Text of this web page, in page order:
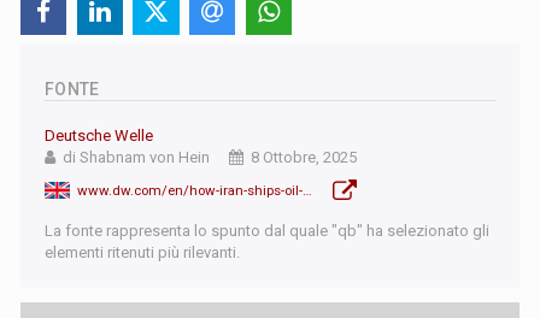
FONTE
Deutsche Welle
di Shabnam von Hein
8 Ottobre, 2025
www.dw.com/en/how-iran-ships-oil-around-the-world-despite-sanctions/a-74280558
La fonte rappresenta lo spunto dal quale "qb" ha selezionato gli
elementi ritenuti più rilevanti.